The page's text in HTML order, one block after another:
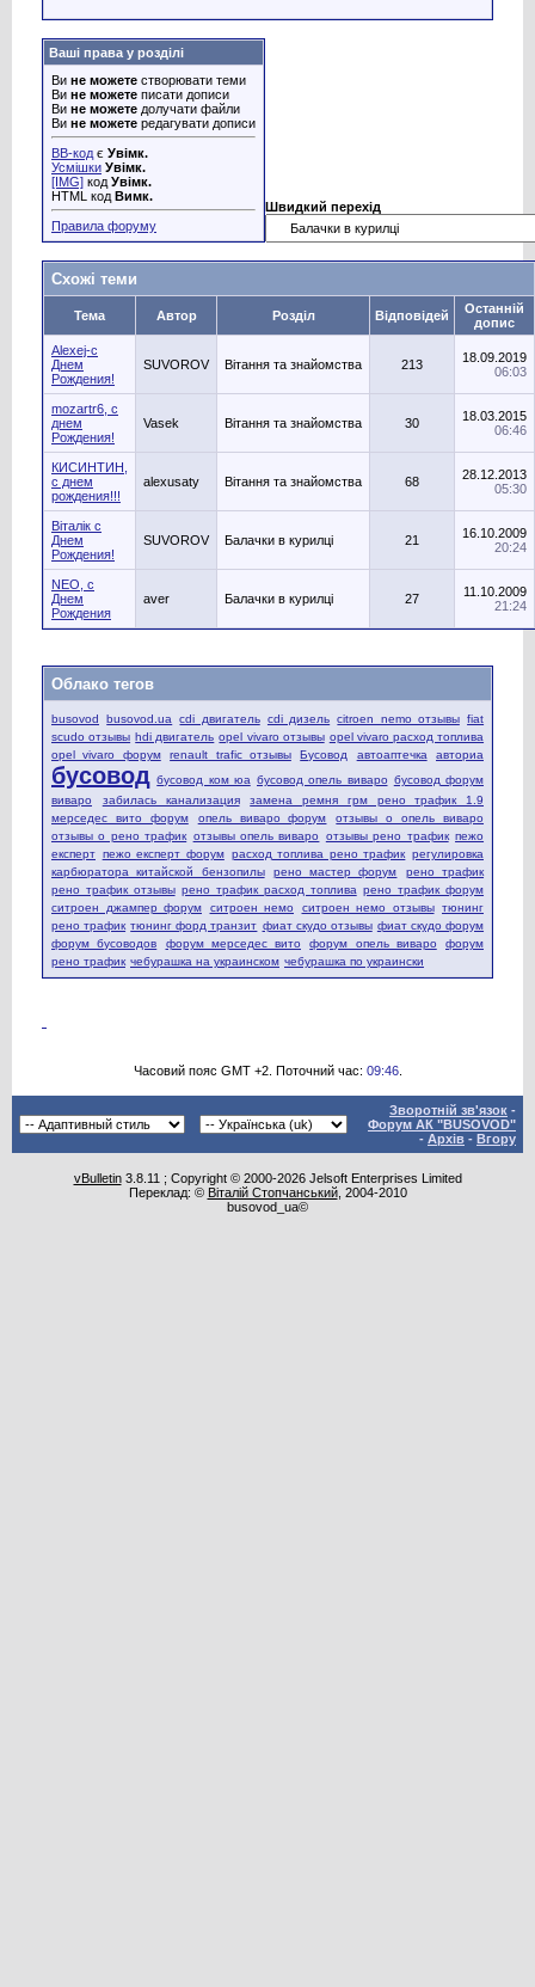
Ваші права у розділі
Ви не можете створювати теми
Ви не можете писати дописи
Ви не можете долучати файли
Ви не можете редагувати дописи
BB-код є Увімк.
Усмішки Увімк.
[IMG] код Увімк.
HTML код Вимк.
Правила форуму
Швидкий перехід
Схожі теми
Тема Автор Розділ Відповідей
Останній
допис
Alexej-с
Днем
Рождения!
SUVOROV Вітання та знайомства 213
18.09.2019
06:03
mozartr6, с
днем
Рождения!
Vasek Вітання та знайомства 30
18.03.2015
06:46
КИСИНТИН,
с днем
рождения!!!
alexusaty Вітання та знайомства 68
28.12.2013
05:30
Вiталiк с
Днем
Рождения!
SUVOROV Балачки в курилці 21
16.10.2009
20:24
NEO, с
Днем
Рождения
aver Балачки в курилці 27
11.10.2009
21:24
Облако тегов
busovod busovod.ua cdi двигатель cdi дизель citroen nemo отзывы fiat
scudo отзывы hdi двигатель opel vivaro отзывы opel vivaro расход топлива
opel vivaro форум
renault trafic отзывы Бусовод автоаптечка авториа
бусовод бусовод ком юа бусовод опель виваро бусовод форум
виваро
забилась канализация
замена ремня грм рено трафик 1.9
мерседес вито форум
опель виваро форум
отзывы о опель виваро
отзывы о рено трафик отзывы опель виваро отзывы рено трафик пежо
експерт пежо експерт форум расход топлива рено трафик регулировка
карбюратора китайской бензопилы
рено мастер форум
рено трафик
рено трафик отзывы рено трафик расход топлива рено трафик форум
ситроен джампер форум
ситроен немо ситроен немо отзывы тюнинг
рено трафик тюнинг форд транзит фиат скудо отзывы фиат скудо форум
форум бусоводов
форум мерседес вито форум опель виваро
форум
рено трафик чебурашка на украинском чебурашка по украински
Часовий пояс GMT +2. Поточний час: 09:46.
Зворотній зв'язок -
Форум АК "BUSOVOD"
- Архів - Вгору
vBulletin3.8.11 ; Copyright © 2000-2026 Jelsoft Enterprises Limited
Переклад: © Віталій Стопчанський, 2004-2010
busovod_ua©